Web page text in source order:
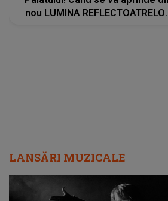
nou LUMINA
LANSĂRI MUZICALE